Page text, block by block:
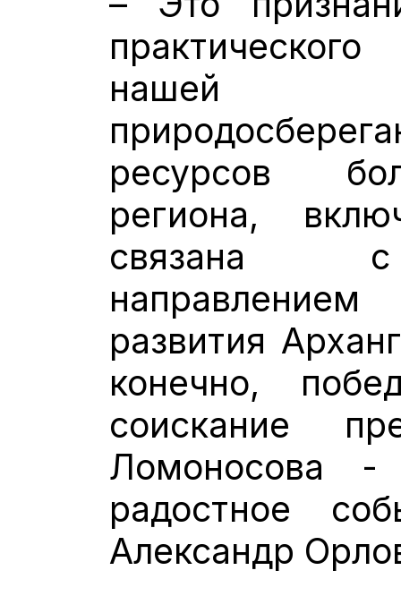
нашей
ресурсов
региона,
связана с
развития
конечно,
соискание
Ломоносова
радостное
Александр